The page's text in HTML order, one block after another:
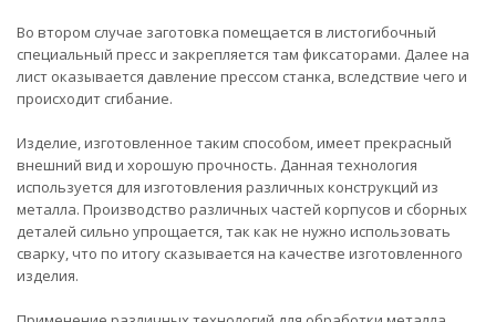
Во втором случае заготовка помещается в листогибочный
специальный пресс и закрепляется там фиксаторами. Далее на
лист оказывается давление прессом станка, вследствие чего и
происходит сгибание.
Изделие, изготовленное таким способом, имеет прекрасный
внешний вид и хорошую прочность. Данная технология
используется для изготовления различных конструкций из
металла. Производство различных частей корпусов и сборных
деталей сильно упрощается, так как не нужно использовать
сварку, что по итогу сказывается на качестве изготовленного
изделия.